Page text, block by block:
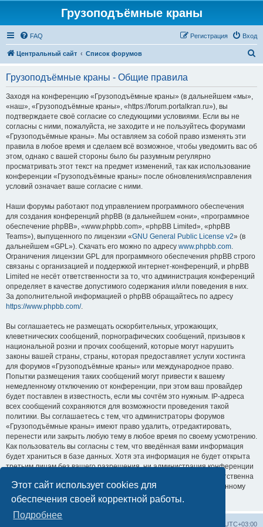
Этот сайт использует cookies для
обеспечения своей корректной работы.
Подробнее
Грузоподъёмные краны
FAQ Вход
Регистрация
Центральный сайт Список форумов
Грузоподъёмные краны - Общие правила
Заходя на конференцию «Грузоподъёмные краны» (в дальнейшем «мы»,
«наш», «Грузоподъёмные краны», «https://forum.portalkran.ru»), вы
подтверждаете своё согласие со следующими условиями. Если вы не
согласны с ними, пожалуйста, не заходите и не пользуйтесь форумами
«Грузоподъёмные краны». Мы оставляем за собой право изменять эти
правила в любое время и сделаем всё возможное, чтобы уведомить вас об
этом, однако с вашей стороны было бы разумным регулярно
просматривать этот текст на предмет изменений, так как использование
конференции «Грузоподъёмные краны» после обновления/исправления
условий означает ваше согласие с ними.
Наши форумы работают под управлением программного обеспечения
для создания конференций phpBB (в дальнейшем «они», «программное
обеспечение phpBB», «www.phpbb.com», «phpBB Limited», «phpBB
Teams»), выпущенного по лицензии «GNU General Public License v2» (в
дальнейшем «GPL»). Скачать его можно по адресу www.phpbb.com.
Ограничения лицензии GPL для программного обеспечения phpBB строго
связаны с организацией и поддержкой интернет-конференций, и phpBB
Limited не несёт ответственности за то, что администрация конференций
определяет в качестве допустимого содержания и/или поведения в них.
За дополнительной информацией о phpBB обращайтесь по адресу
https://www.phpbb.com/.
Вы соглашаетесь не размещать оскорбительных, угрожающих,
клеветнических сообщений, порнографических сообщений, призывов к
национальной розни и прочих сообщений, которые могут нарушить
законы вашей страны, страны, которая предоставляет услуги хостинга
для форумов «Грузоподъёмные краны» или международное право.
Попытки размещения таких сообщений могут привести к вашему
немедленному отключению от конференции, при этом ваш провайдер
будет поставлен в известность, если мы сочтём это нужным. IP-адреса
всех сообщений сохраняются для возможности проведения такой
политики. Вы соглашаетесь с тем, что администраторы форумов
«Грузоподъёмные краны» имеют право удалить, отредактировать,
перенести или закрыть любую тему в любое время по своему усмотрению.
Как пользователь вы согласны с тем, что введённая вами информация
будет храниться в базе данных. Хотя эта информация не будет открыта
третьим лицам без вашего разрешения, ни администрация конференции
«Грузоподъёмные краны», ни phpBB Limited не может быть ответственна
за действия хакеров, которые могут привести к несанкционированному
доступу к ней.
UTC+03:00